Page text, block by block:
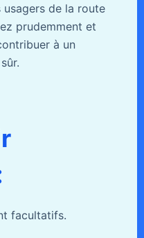
de la route
prudemment et
à un
facultatifs.